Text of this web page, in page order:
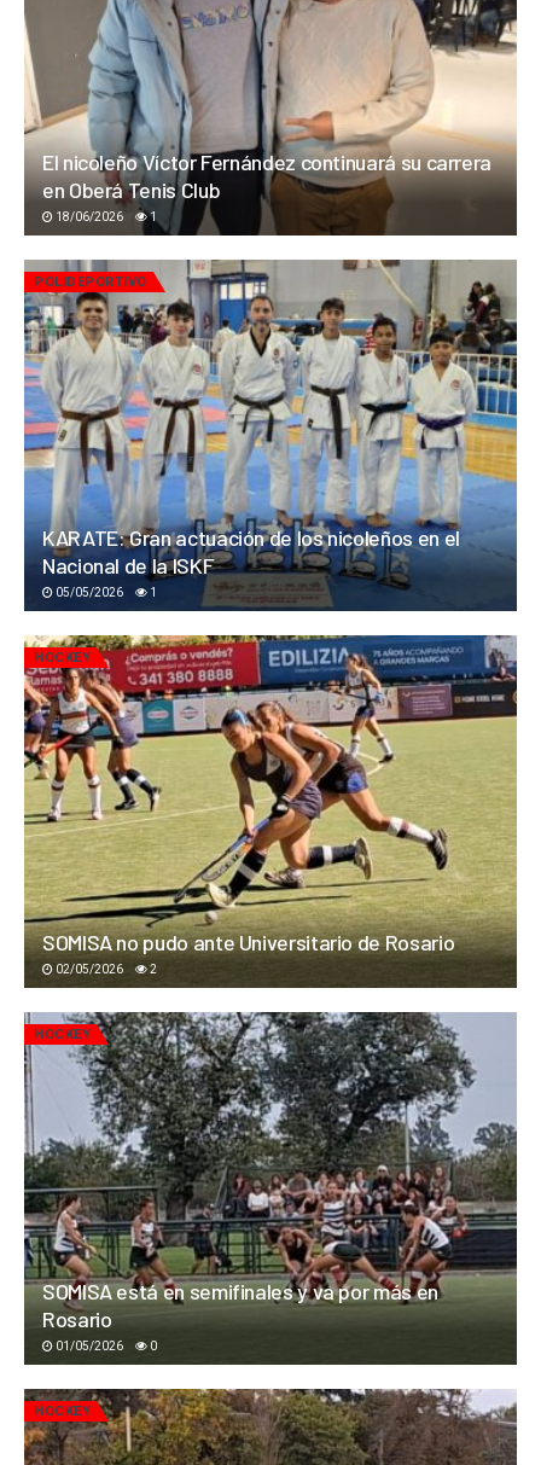
El nicoleño Víctor Fernández continuará su carrera
en Oberá Tenis Club
18/06/2026 1
POLIDEPORTIVO
KARATE: Gran actuación de los nicoleños en el
Nacional de la ISKF
05/05/2026 1
HOCKEY
SOMISA no pudo ante Universitario de Rosario
02/05/2026 2
HOCKEY
SOMISA está en semifinales y va por más en
Rosario
01/05/2026 0
HOCKEY